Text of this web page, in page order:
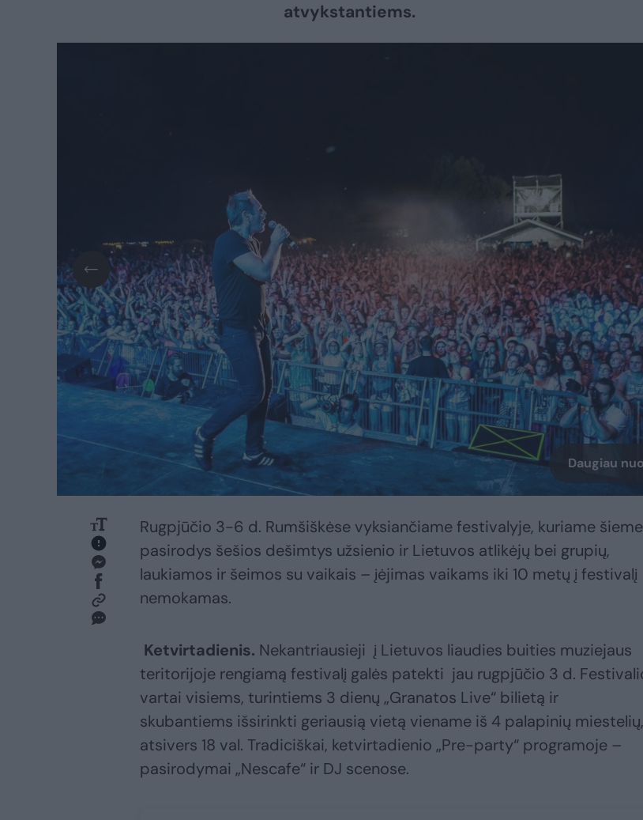
atvykstantiems.
Daugiau
Rugpjūčio 3-6 d. Rumšiškėse vyksiančiame festivalyje, kuriame
pasirodys šešios dešimtys užsienio ir Lietuvos atlikėjų bei grupių,
laukiamos ir šeimos su vaikais – įėjimas vaikams iki 10 metų į festivalį
nemokamas.
Ketvirtadienis. Nekantriausieji į Lietuvos liaudies buities muziejaus
teritorijoje rengiamą festivalį galės patekti jau rugpjūčio 3 d.
vartai visiems, turintiems 3 dienų „Granatos Live“ bilietą ir
skubantiems išsirinkti geriausią vietą viename iš 4 palapinių miestelių,
atsivers 18 val. Tradiciškai, ketvirtadienio „Pre-party“ programoje –
pasirodymai „Nescafe“ ir DJ scenose.